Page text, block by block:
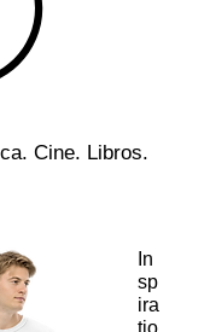
Cine. Libros.
In
sp
ira
tio